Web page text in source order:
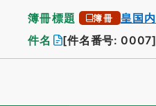
簿冊標題 簿冊 皇国
件名 [件名番号: 0007]